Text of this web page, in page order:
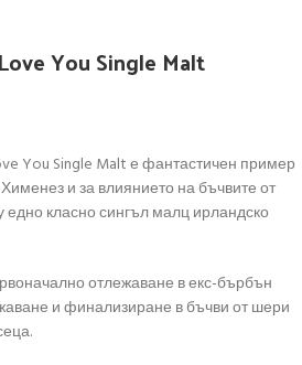
You Single Malt
You Single Malt е фантастичен пример
и за влиянието на бъчвите от
класно сингъл малц ирландско
отлежаване в екс-бърбън
и финализиране в бъчви от шери